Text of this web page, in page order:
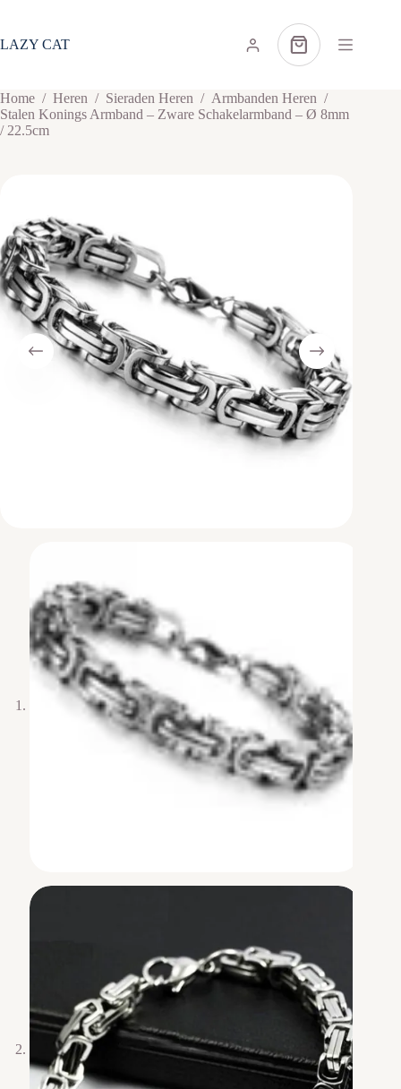
de
LAZY CAT Winkelwagen
Home / Heren / Sieraden Heren / Armbanden Heren /
Stalen Konings Armband – Zware Schakelarmband – Ø 8mm
/ 22.5cm